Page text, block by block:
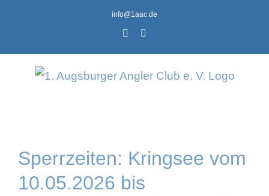
info@1aac.de
Facebook
Sperrzeiten: Kringsee vom
10.05.2026 bis